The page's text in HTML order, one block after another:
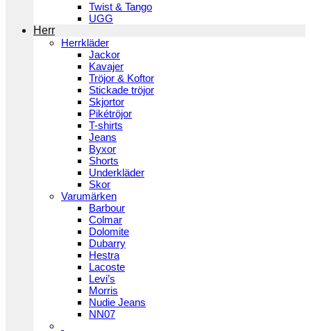
Twist & Tango
UGG
Herr
Herrkläder
Jackor
Kavajer
Tröjor & Koftor
Stickade tröjor
Skjortor
Pikétröjor
T-shirts
Jeans
Byxor
Shorts
Underkläder
Skor
Varumärken
Barbour
Colmar
Dolomite
Dubarry
Hestra
Lacoste
Levi’s
Morris
Nudie Jeans
NN07